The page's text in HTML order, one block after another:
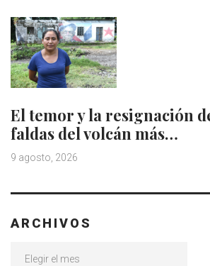
El temor y la resignación
faldas del volcán más…
9 agosto, 2026
ARCHIVOS